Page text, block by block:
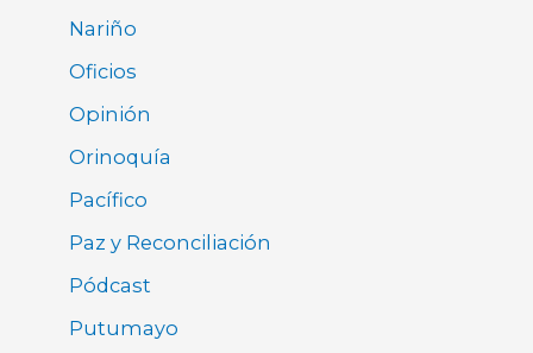
Nariño
Oficios
Opinión
Orinoquía
Pacífico
Paz y Reconciliación
Pódcast
Putumayo